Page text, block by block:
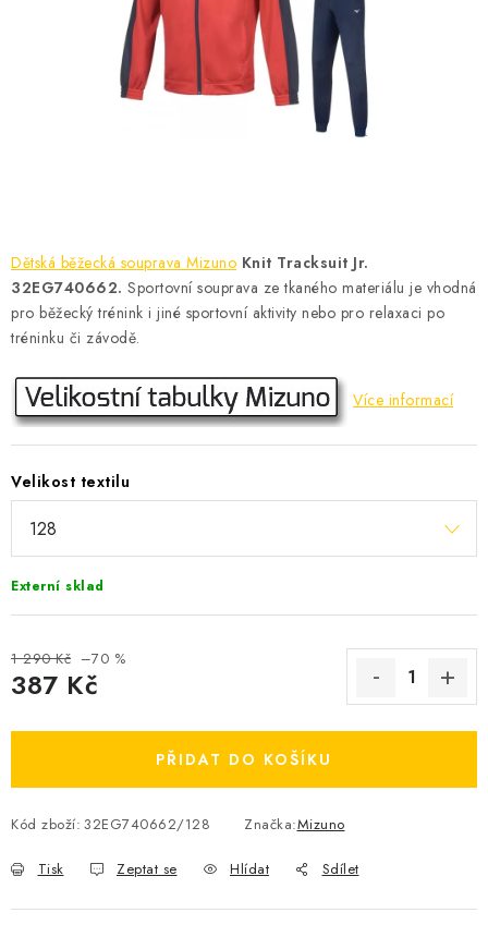
BOTY DĚTSKÉ
SPORTY
MEGA SLEVY
NOVINKY
NOVINKY MIZUNO
NOVINKY INOV-8
OBLÍBENÉ DROBNOSTI
ZNAČKY
Ceník dopravy
Dětská běžecká souprava Mizuno Knit Tracksuit Jr.
32EG740662. Sportovní souprava ze tkaného materiálu je vhodná
pro běžecký trénink i jiné sportovní aktivity nebo pro relaxaci po
tréninku či závodě.
Více informací
Velikost textilu
Externí sklad
1 290 Kč –70 %
387 Kč
PŘIDAT DO KOŠÍKU
Kód zboží: 32EG740662/128 Značka:Mizuno
Tisk Zeptat se Hlídat Sdílet